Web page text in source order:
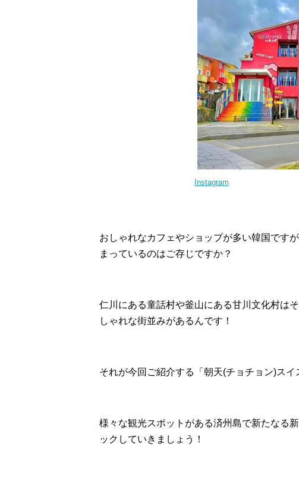
Instagram
おしゃれなカフェやショップが多い韓国です
まっているのはご存じですか？
仁川にある童話村や釜山にある甘川文化村は
しゃれな街並みがあるんです！
それが今回ご紹介する「朝天(チョチョン)スイ
様々な観光スポットがある済州島で新たなる
ックしていきましょう！